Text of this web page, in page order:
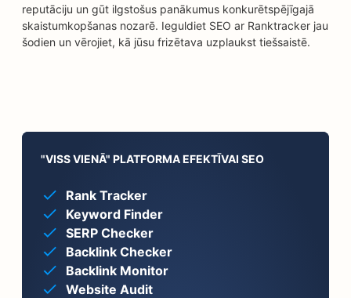
reputāciju un gūt ilgstošus panākumus konkurētspējīgajā
skaistumkopšanas nozarē. Ieguldiet SEO ar Ranktracker jau
šodien un vērojiet, kā jūsu frizētava uzplaukst tiešsaistē.
"VISS VIENĀ" PLATFORMA EFEKTĪVAI SEO
Rank Tracker
Keyword Finder
SERP Checker
Backlink Checker
Backlink Monitor
Website Audit